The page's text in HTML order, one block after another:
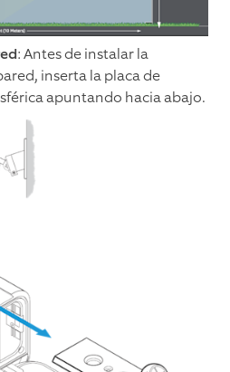
: Antes de instalar la
inserta la placa de
apuntando hacia abajo.